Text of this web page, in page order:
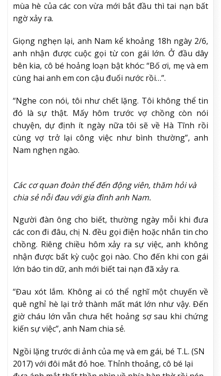
mùa hè của các con vừa mới bắt đầu thì tai nạn bất
ngờ xảy ra.
Giọng nghẹn lại, anh Nam kể khoảng 18h ngày 2/6,
anh nhận được cuộc gọi từ con gái lớn. Ở đầu dây
bên kia, cô bé hoảng loạn bật khóc: “Bố ơi, mẹ và em
cùng hai anh em con cậu đuối nước rồi…”.
“Nghe con nói, tôi như chết lặng. Tôi không thể tin
đó là sự thật. Mấy hôm trước vợ chồng còn nói
chuyện, dự định ít ngày nữa tôi sẽ về Hà Tĩnh rồi
cùng vợ trở lại công việc như bình thường”, anh
Nam nghẹn ngào.
Các cơ quan đoàn thể đến động viên, thăm hỏi và
chia sẻ nỗi đau với gia đình anh Nam.
Người đàn ông cho biết, thường ngày mỗi khi đưa
các con đi đâu, chị N. đều gọi điện hoặc nhắn tin cho
chồng. Riêng chiều hôm xảy ra sự việc, anh không
nhận được bất kỳ cuộc gọi nào. Cho đến khi con gái
lớn báo tin dữ, anh mới biết tai nạn đã xảy ra.
“Đau xót lắm. Không ai có thể nghĩ một chuyến về
quê nghỉ hè lại trở thành mất mát lớn như vậy. Đến
giờ cháu lớn vẫn chưa hết hoảng sợ sau khi chứng
kiến sự việc”, anh Nam chia sẻ.
Ngồi lặng trước di ảnh của mẹ và em gái, bé T.L. (SN
2017) với đôi mắt đỏ hoe. Thỉnh thoảng, cô bé lại